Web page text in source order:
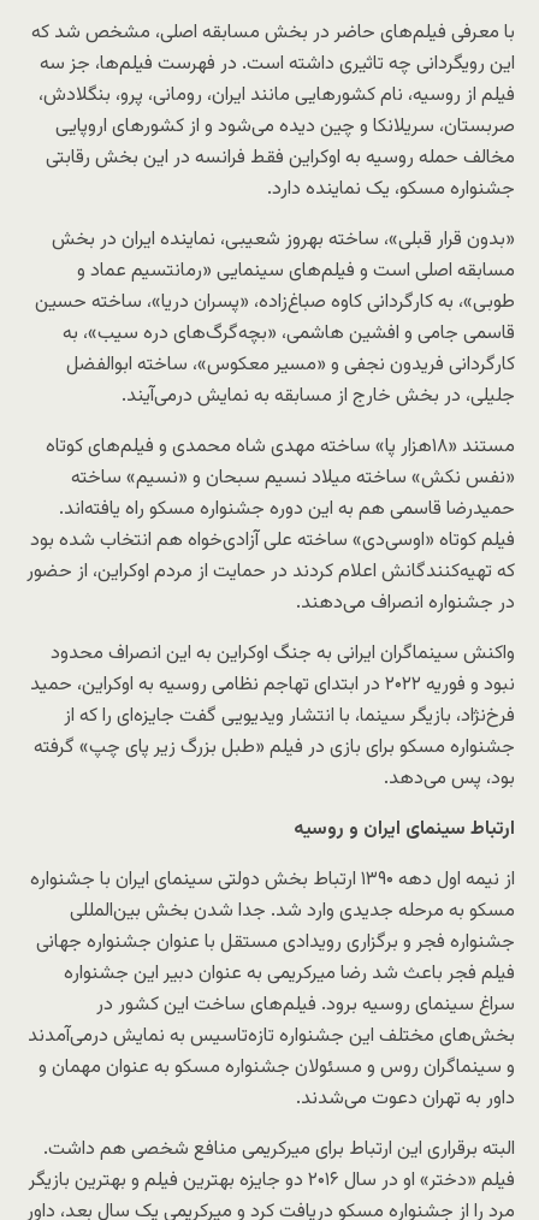
با معرفی فیلم‌های حاضر در بخش مسابقه اصلی، مشخص شد که
این رویگردانی چه تاثیری داشته است. در فهرست فیلم‌ها، جز سه
فیلم از روسیه، نام کشورهایی مانند ایران، رومانی، پرو، بنگلادش،
صربستان، سریلانکا و چین دیده می‌شود و از کشورهای اروپایی
مخالف حمله روسیه به اوکراین فقط فرانسه در این بخش رقابتی
جشنواره مسکو، یک نماینده دارد.
«بدون قرار قبلی»، ساخته بهروز شعیبی، نماینده ایران در بخش
مسابقه اصلی است و فیلم‌های سینمایی «رمانتسیم عماد و
طوبی»، به کارگردانی کاوه صباغ‌زاده، «پسران دریا»، ساخته حسین
قاسمی جامی و افشین هاشمی، «بچه‌گرگ‌های دره سیب»، به
کارگردانی فریدون نجفی و «مسیر معکوس»، ساخته ابوالفضل
جلیلی، در بخش خارج از مسابقه به نمایش درمی‌آیند.
مستند «۱۸هزار پا» ساخته مهدی شاه محمدی و فیلم‌های کوتاه
«نفس نکش» ساخته میلاد نسیم سبحان و «نسیم» ساخته
حمیدرضا قاسمی هم به این دوره جشنواره مسکو راه یافته‌اند.
فیلم کوتاه «اوسی‌دی» ساخته علی آزادی‌خواه هم انتخاب شده بود
که تهیه‌کنندگانش اعلام کردند در حمایت از مردم اوکراین، از حضور
در جشنواره انصراف می‌دهند.
واکنش سینماگران ایرانی به جنگ اوکراین به این انصراف محدود
نبود و فوریه ۲۰۲۲ در ابتدای تهاجم نظامی روسیه به اوکراین، حمید
فرخ‌نژاد، بازیگر سینما، با انتشار ویدیویی گفت جایزه‌ای را که از
جشنواره مسکو برای بازی در فیلم «طبل بزرگ زیر پای چپ» گرفته
بود، پس می‌دهد.
ارتباط سینمای ایران و روسیه
از نیمه اول دهه ۱۳۹۰ ارتباط بخش دولتی سینمای ایران با جشنواره
مسکو به مرحله جدیدی وارد شد. جدا شدن بخش بین‌المللی
جشنواره فجر و برگزاری رویدادی مستقل با عنوان جشنواره جهانی
فیلم فجر باعث شد رضا میرکریمی به عنوان دبیر این جشنواره
سراغ سینمای روسیه برود. فیلم‌های ساخت این کشور در
بخش‌های مختلف این جشنواره تازه‌تاسیس به نمایش درمی‌آمدند
و سینماگران روس و مسئولان جشنواره مسکو به عنوان مهمان و
داور به تهران دعوت می‌شدند.
البته برقراری این ارتباط برای میرکریمی منافع شخصی هم داشت.
فیلم «دختر» او در سال ۲۰۱۶ دو جایزه بهترین فیلم و بهترین بازیگر
مرد را از جشنواره مسکو دریافت کرد و میرکریمی یک سال بعد، داور